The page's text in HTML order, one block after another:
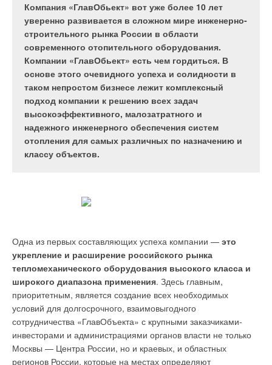
Компания «ГлавОбьект» вот уже более 10 лет
уверенно развивается в сложном мире инженерно-
строительного рынка России в области
современного отопительного оборудования.
Компании «ГлавОбьект» есть чем гордиться. В
основе этого очевидного успеха и солидности в
таком непростом бизнесе лежит комплексный
подход компании к решению всех задач
высокоэффективного, малозатратного и
надежного инженерного обеспечения систем
отопления для самых различных по назначению и
классу объектов.
Одна из первых составляющих успеха компании — это
укрепление и расширение российского рынка
тепломеханического оборудования высокого класса и
широкого диапазона применения. Здесь главным,
приоритетным, является создание всех необходимых
условий для долгосрочного, взаимовыгодного
сотрудничества «ГлавОбъекта» с крупными заказчиками-
инвесторами и администрациями органов власти не только
Москвы — Центра России, но и краевых, и областных
регионов России, которые на местах определяют
более возрастающей степенью эвтрофикации
поверхностных водоемов, которая в значительной
мере определяет экологическую ситуацию, как в
России, так и за рубежом.
Рис. 1. Биологическая
дефосфотация: основные
условиях
Рис. 2. Схема очистки от
азота и фосфора во 2-й
секции аэротенка I-й
очереди ЦСА
Таблица 1
проектировании систем водоснабжения
решающими факторами выбора насосного
оборудования все чаще становятся его
энергосберегающие свойства и потенциал
экономии в течение всего срока службы. С точки
зрения этих параметров наиболее
предпочтительными решениями являются
системы с использованием насосов Wilo
(Германия) с электронным регулированием
частоты вращения. Благодаря своим
конструктивным особенностям насосы этого типа
позволяют значительно экономить
НасосWilo-Economy MHIE
Насос Wilo-Multivert MVIE
Насос Wilo-Multivert MVISE
В системах водоснабжения жилого здания потребление воды
в течение суток происходит неравномерно. Например, на